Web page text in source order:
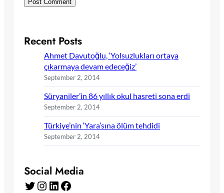
Recent Posts
Ahmet Davutoğlu, ‘Yolsuzlukları ortaya
çıkarmaya devam edeceğiz’
September 2, 2014
Süryaniler’in 86 yıllık okul hasreti sona erdi
September 2, 2014
Türkiye’nin ‘Yara’sına ölüm tehdidi
September 2, 2014
Social Media
Twitter Instagram LinkedIn Facebook